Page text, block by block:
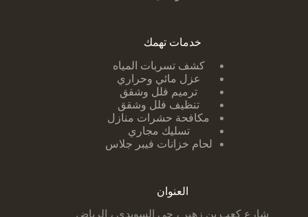
خدمات تهمك
كشف تسربات ا لمياه
عزل مائي وحراري
ترميم فلل وشقق
تنظيف فلل وشقق
مكافحة حشرات منازل
تسليك مجاري
لحام خزانات فيبر جلاس
العنوان
شارع كعب بن زهير ، حي السويدي ، الرياض